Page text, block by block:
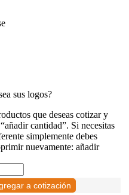
sus logos?
que deseas cotizar y
cantidad”. Si necesitas
simplemente debes
nuevamente: añadir